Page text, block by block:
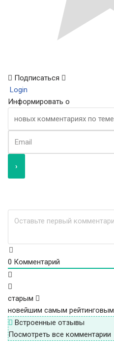
Подписаться
Login
Информировать о
0 Комментарий
старым
новейшим самым рейтинговым
Встроенные отзывы
Посмотреть все комментарии